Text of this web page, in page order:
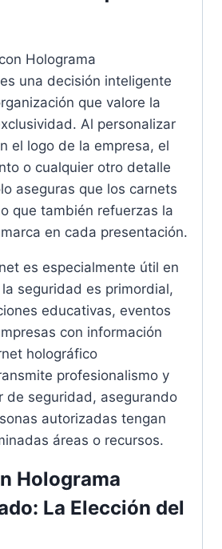
Holograma
una decisión inteligente
que valore la
Al personalizar
el logo de la empresa, el
o cualquier otro detalle
aseguras que los carnets
que también refuerzas la
en cada presentación.
es especialmente útil en
seguridad es primordial,
educativas, eventos
con información
holográfico
profesionalismo y
de seguridad, asegurando
autorizadas tengan
áreas o recursos.
Holograma
La Elección del